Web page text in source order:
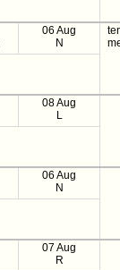
06 Aug
N
08 Aug
L
06 Aug
N
07 Aug
R